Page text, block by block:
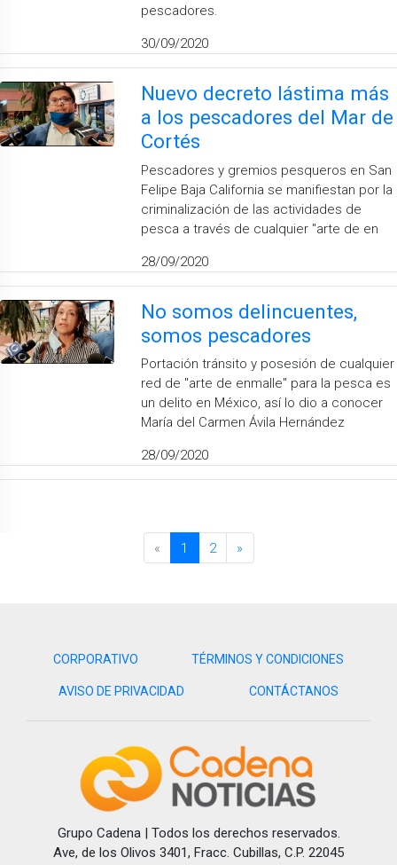
pescadores.
30/09/2020
Nuevo decreto lástima más
a los pescadores del Mar de
Cortés
Pescadores y gremios pesqueros en San
Felipe Baja California se manifiestan por la
criminalización de las actividades de
pesca a través de cualquier "arte de en
28/09/2020
No somos delincuentes,
somos pescadores
Portación tránsito y posesión de cualquier
red de "arte de enmalle" para la pesca es
un delito en México, así lo dio a conocer
María del Carmen Ávila Hernández
28/09/2020
« 1 2 »
CORPORATIVO TÉRMINOS Y CONDICIONES
AVISO DE PRIVACIDAD CONTÁCTANOS
Grupo Cadena | Todos los derechos reservados.
Ave, de los Olivos 3401, Fracc. Cubillas, C.P. 22045